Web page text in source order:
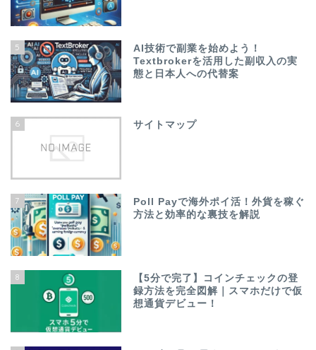
5
AI技術で副業を始めよう！
Textbrokerを活用した副収入の実
態と日本人への代替案
6 サイトマップ
7
Poll Payで海外ポイ活！外貨を稼ぐ
方法と効率的な裏技を解説
8
【5分で完了】コインチェックの登
録方法を完全図解｜スマホだけで仮
想通貨デビュー！